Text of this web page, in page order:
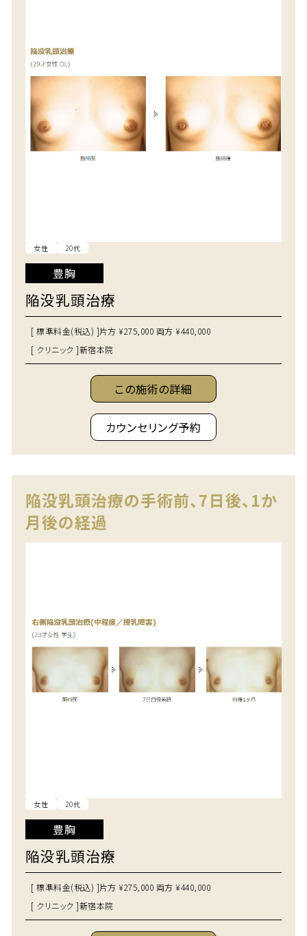
女性 20代
豊胸
陥没乳頭治療
[ 標準料金(税込) ]片方 ¥275,000 両方 ¥440,000
[ クリニック ]新宿本院
この施術の詳細
カウンセリング予約
陥没乳頭治療の手術前、7日後、1か
月後の経過
女性 20代
豊胸
陥没乳頭治療
[ 標準料金(税込) ]片方 ¥275,000 両方 ¥440,000
[ クリニック ]新宿本院